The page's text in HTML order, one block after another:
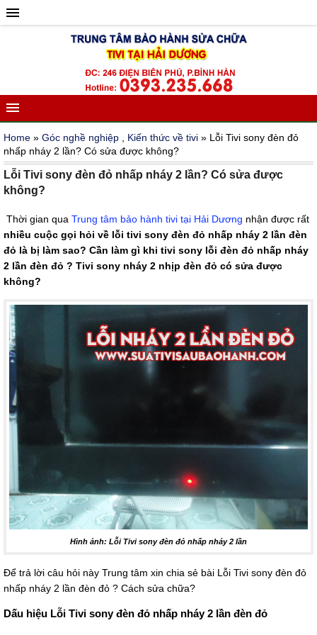
Home » Góc nghề nghiệp , Kiến thức về tivi » Lỗi Tivi sony đèn đỏ
nhấp nháy 2 lần? Có sửa được không?
Lỗi Tivi sony đèn đỏ nhấp nháy 2 lần? Có sửa được
không?
Thời gian qua Trung tâm bảo hành tivi tại Hải Dương nhận được rất
nhiều cuộc gọi hỏi về lỗi tivi sony đèn đỏ nhấp nháy 2 lần đèn
đỏ là bị làm sao? Cần làm gì khi tivi sony lỗi đèn đỏ nhấp nháy
2 lần đèn đỏ ? Tivi sony nháy 2 nhịp đèn đỏ có sửa được
không?
Hình ảnh: Lỗi Tivi sony đèn đỏ nhấp nháy 2 lần
Để trả lời câu hỏi này Trung tâm xin chia sẻ bài Lỗi Tivi sony đèn đỏ
nhấp nháy 2 lần đèn đỏ ? Cách sửa chữa?
Dấu hiệu Lỗi Tivi sony đèn đỏ nhấp nháy 2 lần đèn đỏ